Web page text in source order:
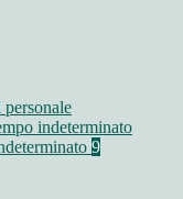
indeterminato
9